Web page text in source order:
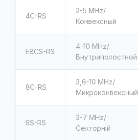
4C-RS
2-5 MHz/
Конвексный
E8CS-RS
4-10 MHz/
Внутриполостной
8C-RS
3,6-10 MHz/
Микроконвексный
6S-RS
3-7 MHz/
Секторній